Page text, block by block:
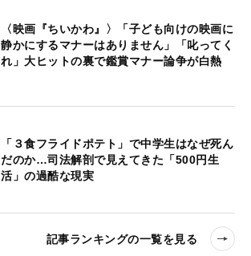
〈映画『ちいかわ』〉「子ども向けの映画に
静かにするマナーはありません」「叱ってく
れ」大ヒットの裏で鑑賞マナー論争が白熱
「３食フライドポテト」で中学生はなぜ死ん
だのか…司法解剖で見えてきた「500円生
活」の過酷な現実
記事ランキングの一覧を見る